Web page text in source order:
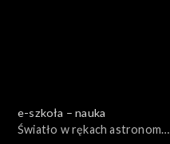
e-szkoła – nauka
Światło w rękach astronoma,